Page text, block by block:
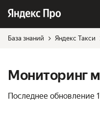
База знаний Яндекс Такси
Мониторинг
Последнее обновление